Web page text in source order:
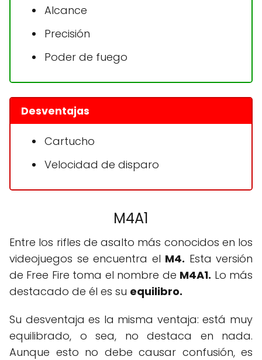
Alcance
Precisión
Poder de fuego
Desventajas
Cartucho
Velocidad de disparo
M4A1
Entre los rifles de asalto más conocidos en los
videojuegos se encuentra el M4. Esta versión
de Free Fire toma el nombre de M4A1. Lo más
destacado de él es su equilibro.
Su desventaja es la misma ventaja: está muy
equilibrado, o sea, no destaca en nada.
Aunque esto no debe causar confusión, es